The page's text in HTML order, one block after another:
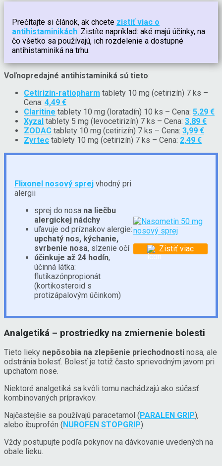
Prečítajte si článok, ak chcete zistiť viac o
antihistaminikách. Zistíte napríklad: aké majú účinky, na
čo všetko sa používajú, ich rozdelenie a dostupné
antihistaminiká na trhu.
Voľnopredajné antihistaminiká sú tieto:
Cetirizin-ratiopharm tablety 10 mg (cetirizín) 7 ks –
Cena: 4,49 €
Claritine tablety 10 mg (loratadín) 10 ks – Cena: 5,29 €
Xyzal tablety 5 mg (levocetirizín) 7 ks – Cena: 3,89 €
ZODAC tablety 10 mg (cetirizín) 7 ks – Cena: 3,99 €
Zyrtec tablety 10 mg (cetirizín) 7 ks – Cena: 2,49 €
Flixonel nosový sprej vhodný pri
alergii
sprej do nosa na liečbu
alergickej nádchy
uľavuje od príznakov alergie:
upchatý nos, kýchanie,
svrbenie nosa, slzenie očí
účinkuje až 24 hodín,
účinná látka:
flutikazónpropionát
(kortikosteroid s
protizápalovým účinkom)
Zistiť viac
Analgetiká – prostriedky na zmiernenie bolesti
Tieto lieky nepôsobia na zlepšenie priechodnosti nosa, ale
odstránia bolesť. Bolesť je totiž často sprievodným javom pri
upchatom nose.
Niektoré analgetiká sa kvôli tomu nachádzajú ako súčasť
kombinovaných prípravkov.
Najčastejšie sa používajú paracetamol ( PARALEN GRIP),
alebo ibuprofén ( NUROFEN STOPGRIP).
Vždy postupujte podľa pokynov na dávkovanie uvedených na
obale lieku.